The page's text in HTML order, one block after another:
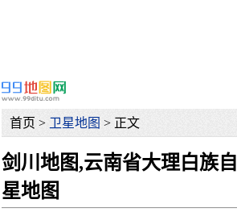
首页 > 卫星地图 > 正文
剑川地图,云南省大理白族
星地图